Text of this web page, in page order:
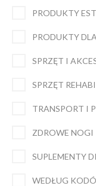
PRODUKTY
PRODUKTY
SPRZĘT I
SPRZĘT
TRANSPORT I
ZDROWE NOGI
SUPLEMENTY
WEDŁUG